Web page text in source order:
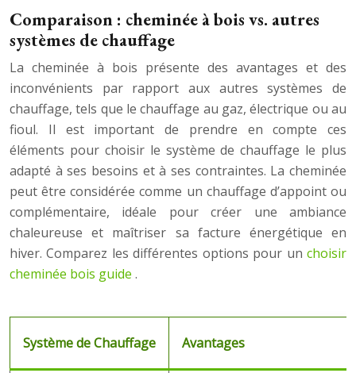
Comparaison : cheminée à bois vs. autres
systèmes de chauffage
La cheminée à bois présente des avantages et des
inconvénients par rapport aux autres systèmes de
chauffage, tels que le chauffage au gaz, électrique ou au
fioul. Il est important de prendre en compte ces
éléments pour choisir le système de chauffage le plus
adapté à ses besoins et à ses contraintes. La cheminée
peut être considérée comme un chauffage d’appoint ou
complémentaire, idéale pour créer une ambiance
chaleureuse et maîtriser sa facture énergétique en
hiver. Comparez les différentes options pour un choisir
cheminée bois guide .
Système de Chauffage Avantages